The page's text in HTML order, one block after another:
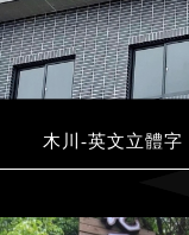
木川-英文立體字